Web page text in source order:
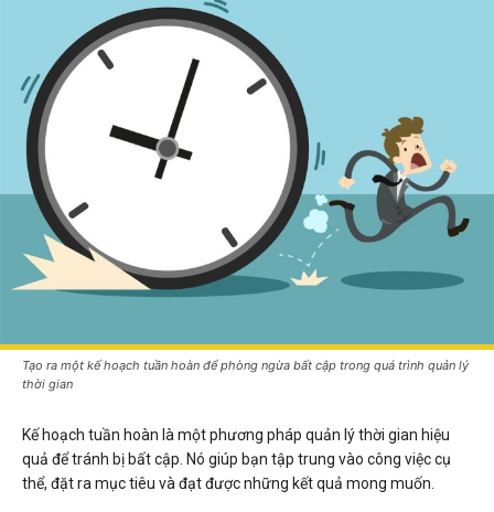
Tạo ra một kế hoạch tuần hoàn để phòng ngừa bất cập trong quá trình quản lý
thời gian
Kế hoạch tuần hoàn là một phương pháp quản lý thời gian hiệu
quả để tránh bị bất cập. Nó giúp bạn tập trung vào công việc cụ
thể, đặt ra mục tiêu và đạt được những kết quả mong muốn.